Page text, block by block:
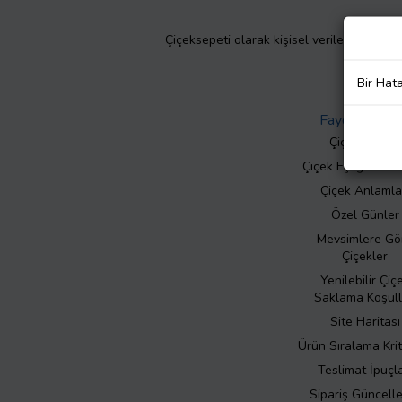
Çiçeksepeti olarak kişisel verilerinizin
Faydalı Bilgiler
Çiçek Bakımı
Çiçek Eşliğinde
Çiçek
Özel Günler
Mevsimlere
Çiçekler
Yenilebilir
Saklama
Site Haritası
Ürün Sıralama
Teslimat
Sipariş
Bir